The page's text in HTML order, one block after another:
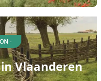
-
Vlaanderen